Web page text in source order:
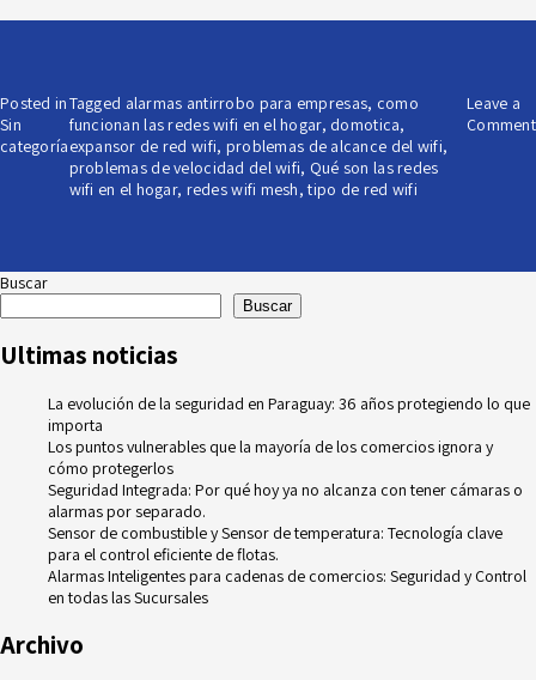
Posted in
Sin
categoría
Tagged alarmas antirrobo para empresas, como
funcionan las redes wifi en el hogar, domotica,
expansor de red wifi, problemas de alcance del wifi,
problemas de velocidad del wifi, Qué son las redes
wifi en el hogar, redes wifi mesh,tipo de red wifi
Leave a
Comment
Buscar
Buscar
Ultimas noticias
La evolución de la seguridad en Paraguay: 36 años protegiendo lo que
importa
Los puntos vulnerables que la mayoría de los comercios ignora y
cómo protegerlos
Seguridad Integrada: Por qué hoy ya no alcanza con tener cámaras o
alarmas por separado.
Sensor de combustible y Sensor de temperatura: Tecnología clave
para el control eficiente de flotas.
Alarmas Inteligentes para cadenas de comercios: Seguridad y Control
en todas las Sucursales
Archivo